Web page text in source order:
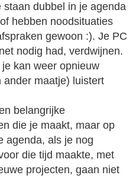
dubbel in je agenda
hebben noodsituaties
gewoon :). Je PC
nodig had, verdwijnen.
kan weer opnieuw
ander maatje) luistert
belangrijke
die je maakt, maar op
agenda, als je nog
die tijd maakte, met
projecten, gaan niet